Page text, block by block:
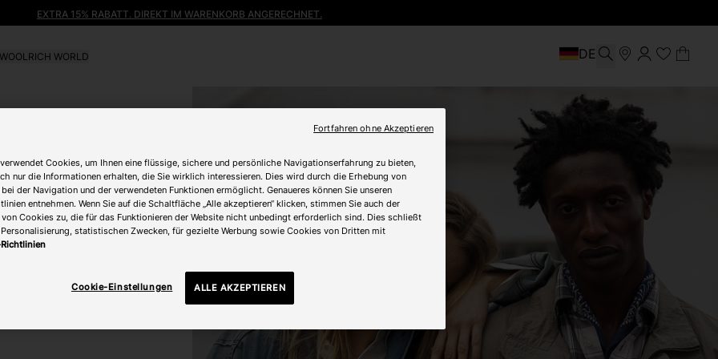
EXTRA 15% RABATT. DIREKT IM WARENKORB ANGERECHNET.
WOOLRICH WORLD DE
Cookies, um Ihnen eine flüssige, sichere und persönliche Navigationserfahrung zu bieten,
nur die Informationen erhalten, die Sie wirklich interessieren. Dies wird durch die Erhebung von
der Navigation und der verwendeten Funktionen ermöglicht. Genaueres können Sie unseren
entnehmen. Wenn Sie auf die Schaltfläche „Alle akzeptieren“ klicken, stimmen Sie auch der
von Cookies zu, die für das Funktionieren der Website nicht unbedingt erforderlich sind. Dies schließt
statistischen Zwecken, für gezielte Werbung sowie Cookies von Dritten mit
Cookie-Einstellungen ALLE AKZEPTIEREN
Fortfahren ohne Akzeptieren